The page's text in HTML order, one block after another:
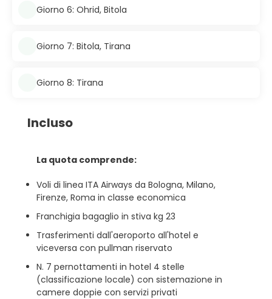
Giorno 6: Ohrid, Bitola
Giorno 7: Bitola, Tirana
Giorno 8: Tirana
Incluso
La quota comprende:
Voli di linea ITA Airways da Bologna, Milano,
Firenze, Roma in classe economica
Franchigia bagaglio in stiva kg 23
Trasferimenti dall'aeroporto all'hotel e
viceversa con pullman riservato
N. 7 pernottamenti in hotel 4 stelle
(classificazione locale) con sistemazione in
camere doppie con servizi privati